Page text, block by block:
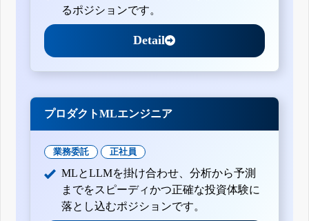
るポジションです。
Detail
プロダクトMLエンジニア
業務委託 正社員
MLとLLMを掛け合わせ、分析から予測
までをスピーディかつ正確な投資体験に
落とし込むポジションです。